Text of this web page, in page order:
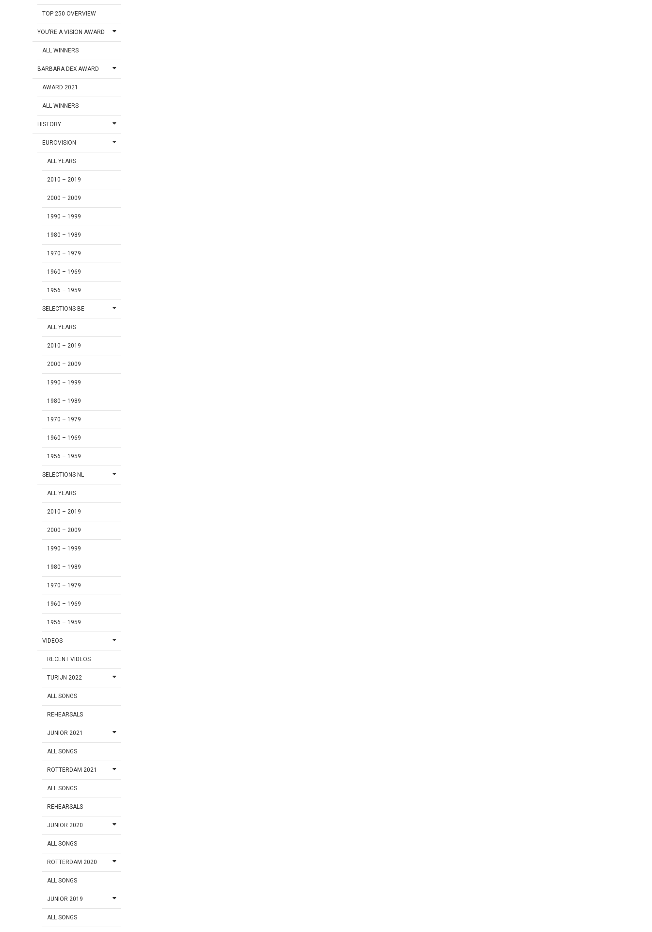
TOP 250 OVERVIEW
YOU’RE A VISION AWARD
ALL WINNERS
BARBARA DEX AWARD
AWARD 2021
ALL WINNERS
HISTORY
EUROVISION
ALL YEARS
2010 – 2019
2000 – 2009
1990 – 1999
1980 – 1989
1970 – 1979
1960 – 1969
1956 – 1959
SELECTIONS BE
ALL YEARS
2010 – 2019
2000 – 2009
1990 – 1999
1980 – 1989
1970 – 1979
1960 – 1969
1956 – 1959
SELECTIONS NL
ALL YEARS
2010 – 2019
2000 – 2009
1990 – 1999
1980 – 1989
1970 – 1979
1960 – 1969
1956 – 1959
VIDEOS
RECENT VIDEOS
TURIJN 2022
ALL SONGS
REHEARSALS
JUNIOR 2021
ALL SONGS
ROTTERDAM 2021
ALL SONGS
REHEARSALS
JUNIOR 2020
ALL SONGS
ROTTERDAM 2020
ALL SONGS
JUNIOR 2019
ALL SONGS